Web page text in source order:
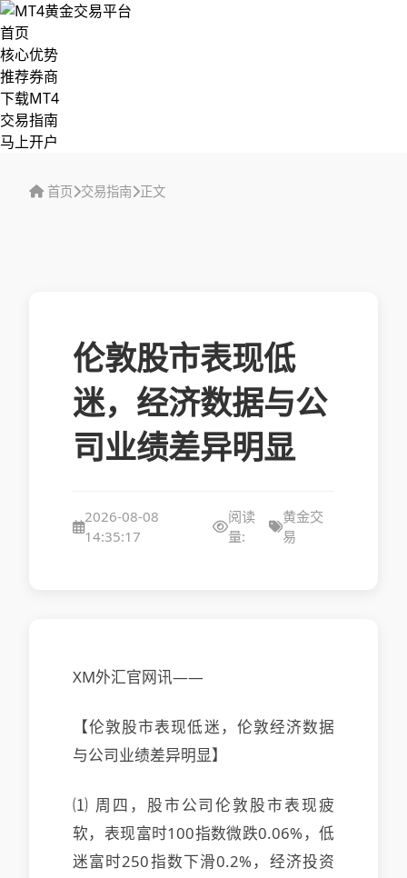
首页
核心优势
推荐券商
下载MT4
交易指南
马上开户
首页 交易指南 正文
伦敦股市表现低
迷，经济数据与公
司业绩差异明显
2026-08-08
14:35:17
阅读
量:
黄金交
易
XM外汇官网讯——
【伦敦股市表现低迷，伦敦经济数据
与公司业绩差异明显】
⑴ 周四，股市公司伦敦股市表现疲
软，表现富时100指数微跌0.06%，低
迷富时250指数下滑0.2%，经济投资